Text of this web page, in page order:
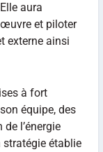
aura
et piloter
externe ainsi
à fort
équipe, des
l’énergie
établie